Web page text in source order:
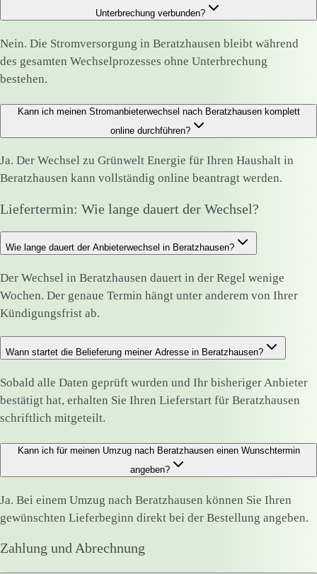
Unterbrechung verbunden?
Nein. Die Stromversorgung in Beratzhausen bleibt während
des gesamten Wechselprozesses ohne Unterbrechung
bestehen.
Kann ich meinen Stromanbieterwechsel nach Beratzhausen komplett
online durchführen?
Ja. Der Wechsel zu Grünwelt Energie für Ihren Haushalt in
Beratzhausen kann vollständig online beantragt werden.
Liefertermin: Wie lange dauert der Wechsel?
Wie lange dauert der Anbieterwechsel in Beratzhausen?
Der Wechsel in Beratzhausen dauert in der Regel wenige
Wochen. Der genaue Termin hängt unter anderem von Ihrer
Kündigungsfrist ab.
Wann startet die Belieferung meiner Adresse in Beratzhausen?
Sobald alle Daten geprüft wurden und Ihr bisheriger Anbieter
bestätigt hat, erhalten Sie Ihren Lieferstart für Beratzhausen
schriftlich mitgeteilt.
Kann ich für meinen Umzug nach Beratzhausen einen Wunschtermin
angeben?
Ja. Bei einem Umzug nach Beratzhausen können Sie Ihren
gewünschten Lieferbeginn direkt bei der Bestellung angeben.
Zahlung und Abrechnung